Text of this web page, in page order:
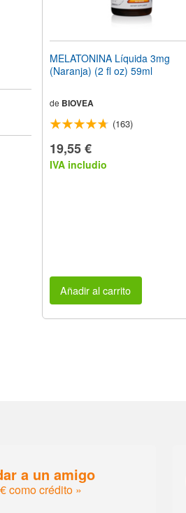
MELATONINA Líquida 3mg
(Naranja) (2 fl oz) 59ml
de BIOVEA
(163)
19,55 €
IVA includio
Añadir al carrito
a un amigo
como crédito »